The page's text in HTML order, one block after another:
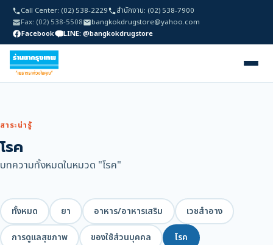
Call Center: (02) 538-2229
สำนักงาน: (02) 538-7900
Fax: (02) 538-5508
bangkokdrugstore@yahoo.com
Facebook
LINE: @bangkokdrugstore
สาระน่ารู้
โรค
บทความทั้งหมดในหมวด "โรค"
ทั้งหมด ยา อาหาร/อาหารเสริม เวชสำอาง
การดูแลสุขภาพ ของใช้ส่วนบุคคล โรค